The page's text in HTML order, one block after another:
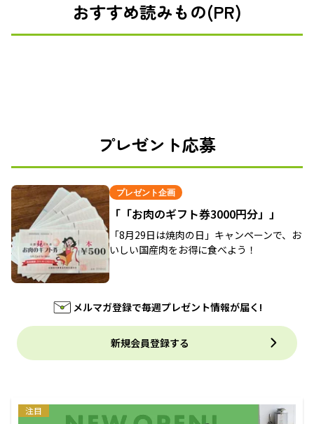
おすすめ読みもの(PR)
プレゼント応募
プレゼント企画
「「お肉のギフト券3000円分」」
「8月29日は焼肉の日」キャンペーンで、お
いしい国産肉をお得に食べよう！
メルマガ登録で毎週プレゼント情報が届く!
新規会員登録する
注目